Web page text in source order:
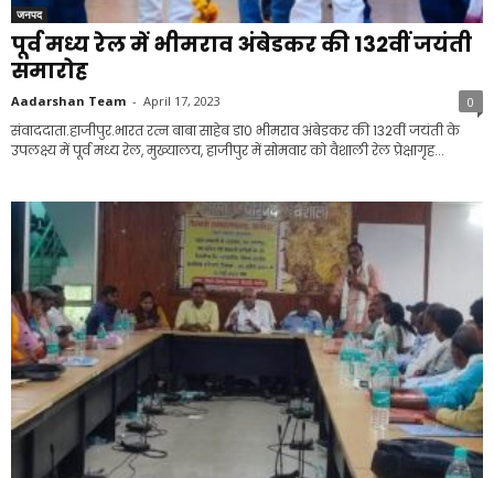
जनपद
पूर्व मध्य रेल में भीमराव अंबेडकर की 132वीं जयंती
समारोह
Aadarshan Team - April 17, 2023 0
संवाददाता.हाजीपुर.भारत रत्न बाबा साहेब डा0 भीमराव अंबेडकर की 132वीं जयंती के
उपलक्ष्य में पूर्व मध्य रेल, मुख्यालय, हाजीपुर में सोमवार को वैशाली रेल प्रेक्षागृह...